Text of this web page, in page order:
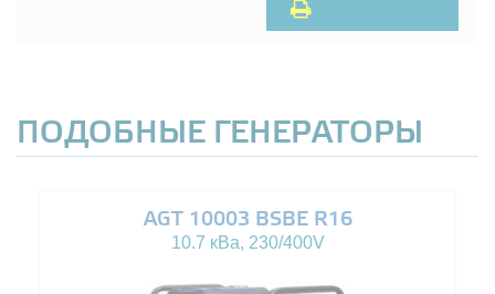
ПОДОБНЫЕ ГЕНЕРАТОРЫ
AGT 10003 BSBE R16
10.7 кВа, 230/400V